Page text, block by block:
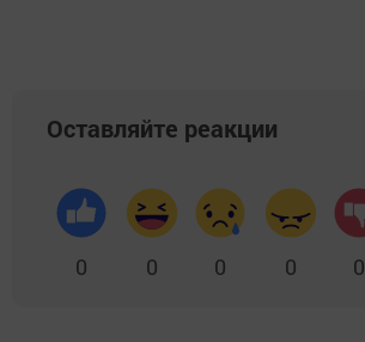
Оставляйте реакции
0 0 0 0 0